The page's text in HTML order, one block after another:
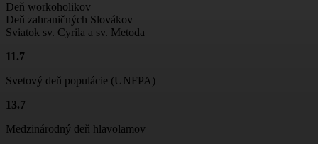
Jánošíkove dni
01:06
Deň workoholikov
Deň zahraničných Slovákov
Sviatok sv. Cyrila a sv. Metoda
11.7
Svetový deň populácie (UNFPA)
13.7
Medzinárodný deň hlavolamov